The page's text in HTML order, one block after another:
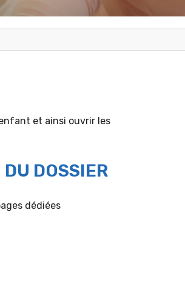
et ainsi ouvrir les
DOSSIER
dédiées